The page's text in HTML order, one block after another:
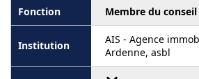
Membre du
AIS - Agence
Ardenne, asbl